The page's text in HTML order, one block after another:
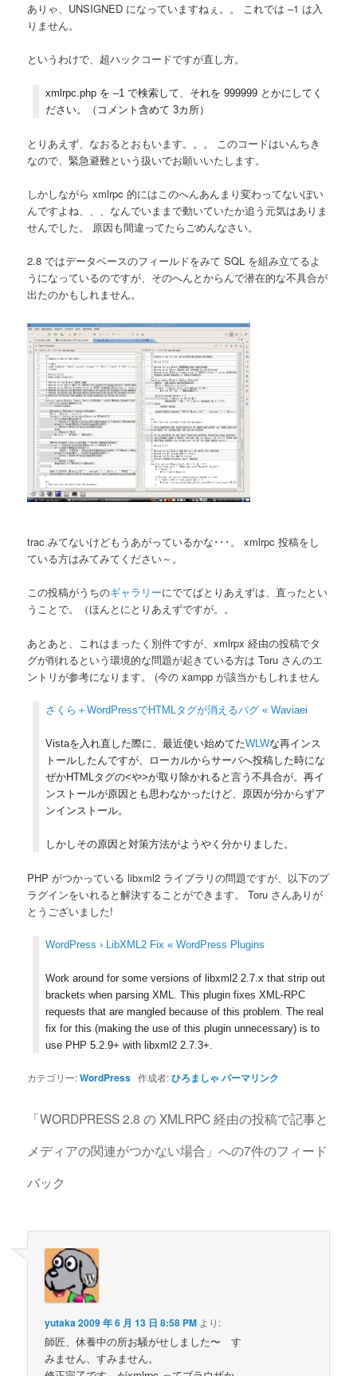
ありゃ、UNSIGNED になっていますねぇ。。 これでは –1 は入
りません。
というわけで、超ハックコードですが直し方。
xmlrpc.php を –1 で検索して、それを 999999 とかにしてく
ださい。（コメント含めて 3カ所）
とりあえず、なおるとおもいます。。。 このコードはいんちき
なので、緊急避難という扱いでお願いいたします。
しかしながら xmlrpc 的にはこのへんあんまり変わってないぽい
んですよね、、、なんでいままで動いていたか追う元気はありま
せんでした。 原因も間違ってたらごめんなさい。
2.8 ではデータベースのフィールドをみて SQL を組み立てるよ
うになっているのですが、そのへんとからんで潜在的な不具合が
出たのかもしれません。
trac みてないけどもうあがっているかな･･･。 xmlrpc 投稿をし
ている方はみてみてください～。
この投稿がうちのギャラリーにでてばとりあえずは、直ったとい
うことで。（ほんとにとりあえずですが。。
あとあと、これはまったく別件ですが、xmlrpx 経由の投稿でタ
グが削れるという環境的な問題が起きている方は Toru さんのエ
ントリが参考になります。 (今の xampp が該当かもしれません
さくら＋WordPressでHTMLタグが消えるバグ « Waviaei
Vistaを入れ直した際に、最近使い始めてたWLWな再インス
トールしたんですが、ローカルからサーバへ投稿した時にな
ぜかHTMLタグの<や>が取り除かれると言う不具合が。再イ
ンストールが原因とも思わなかったけど、原因が分からずア
ンインストール。
しかしその原因と対策方法がようやく分かりました。
PHP がつかっている libxml2 ライブラリの問題ですが、以下のプ
ラグインをいれると解決することができます。 Toru さんありが
とうございました!
WordPress › LibXML2 Fix « WordPress Plugins
Work around for some versions of libxml2 2.7.x that strip out
brackets when parsing XML. This plugin fixes XML-RPC
requests that are mangled because of this problem. The real
fix for this (making the use of this plugin unnecessary) is to
use PHP 5.2.9+ with libxml2 2.7.3+.
カテゴリー:WordPress 作成者:ひろましゃ パーマリンク
「WORDPRESS 2.8 の XMLRPC 経由の投稿で記事と
メディアの関連がつかない場合 」への7件のフィード
バック
yutaka2009 年 6 月 13 日 8:58 PM より:
師匠、休養中の所お騒がせしました〜 す
みません、すみません。